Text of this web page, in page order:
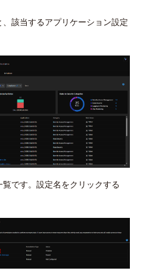
該当するアプリケーション設定
です。設定名をクリックする